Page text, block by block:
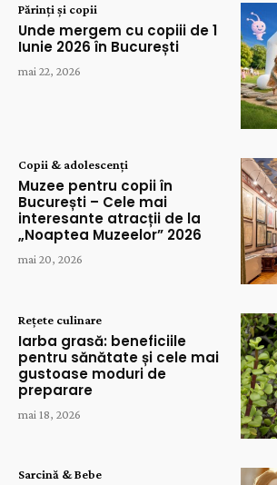
Părinți și copii
Unde mergem cu copiii de 1
Iunie 2026 în București
mai 22, 2026
Copii & adolescenți
Muzee pentru copii în
București – Cele mai
interesante atracții de la
„Noaptea Muzeelor” 2026
mai 20, 2026
Rețete culinare
Iarba grasă: beneficiile
pentru sănătate și cele mai
gustoase moduri de
preparare
mai 18, 2026
Sarcină & Bebe